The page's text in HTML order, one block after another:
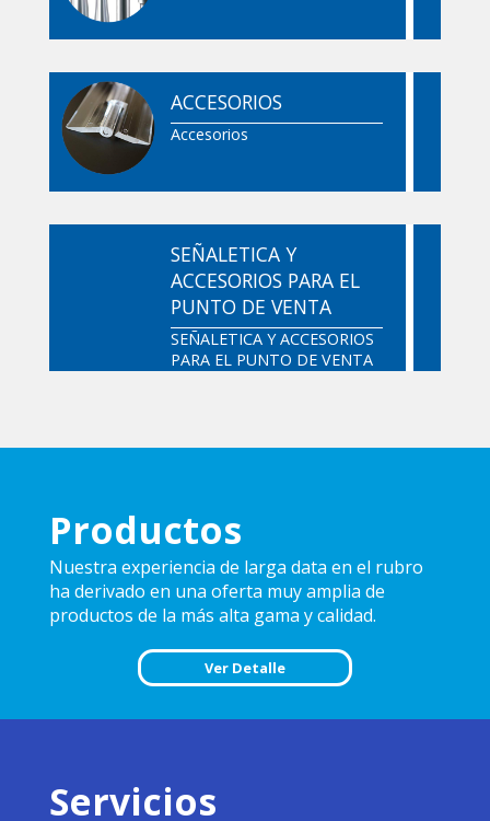
ACCESORIOS
Accesorios
SEÑALETICA Y
ACCESORIOS PARA EL
PUNTO DE VENTA
SEÑALETICA Y ACCESORIOS
PARA EL PUNTO DE VENTA
Productos
Nuestra experiencia de larga data en el rubro
ha derivado en una oferta muy amplia de
productos de la más alta gama y calidad.
Ver Detalle
Servicios